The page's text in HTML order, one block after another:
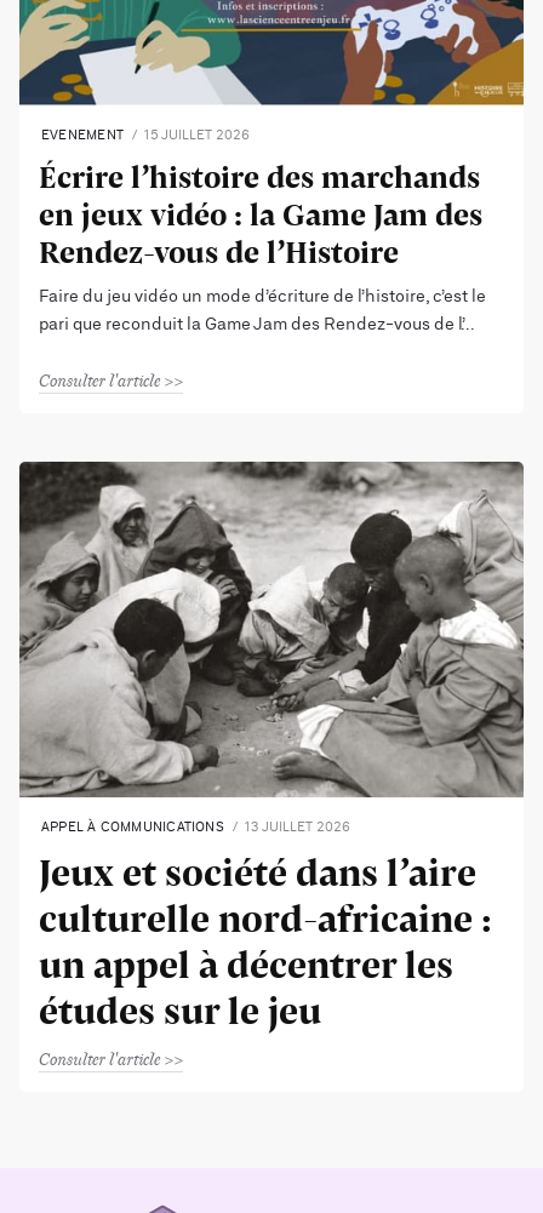
EVENEMENT 15 JUILLET 2026
Écrire l’histoire des marchands
en jeux vidéo : la Game Jam des
Rendez-vous de l’Histoire
Faire du jeu vidéo un mode d’écriture de l’histoire, c’est le
pari que reconduit la Game Jam des Rendez-vous de l’
Consulter l'article
APPEL À COMMUNICATIONS 13 JUILLET 2026
Jeux et société dans l’aire
culturelle nord-africaine :
un appel à décentrer les
études sur le jeu
Consulter l'article